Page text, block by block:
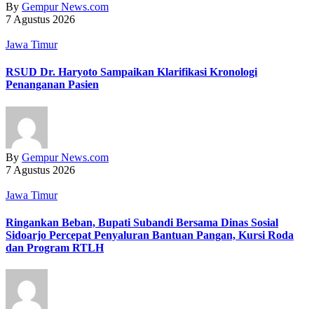
By Gempur News.com
7 Agustus 2026
Jawa Timur
RSUD Dr. Haryoto Sampaikan Klarifikasi Kronologi
Penanganan Pasien
By Gempur News.com
7 Agustus 2026
Jawa Timur
Ringankan Beban, Bupati Subandi Bersama Dinas Sosial
Sidoarjo Percepat Penyaluran Bantuan Pangan, Kursi Roda
dan Program RTLH